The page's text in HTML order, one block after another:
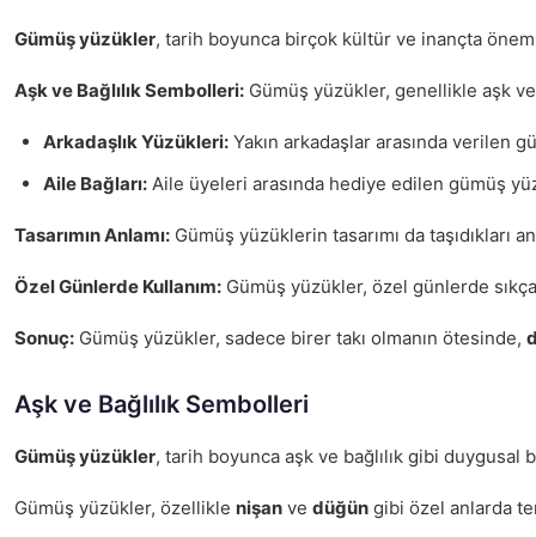
Gümüş yüzükler, tarih boyunca birçok kültür ve inançta
Aşk ve Bağlılık Sembolleri: Gümüş yüzükler, genellikle aşk
Arkadaşlık Yüzükleri: Yakın arkadaşlar arasında verilen
Aile Bağları: Aile üyeleri arasında hediye edilen gümüş
Tasarımın Anlamı: Gümüş yüzüklerin tasarımı da taşıdıkları
Özel Günlerde Kullanım: Gümüş yüzükler, özel günlerde
Sonuç: Gümüş yüzükler, sadece birer takı olmanın ötesinde,
Aşk ve Bağlılık Sembolleri
Gümüş yüzükler, tarih boyunca aşk ve bağlılık gibi duygusal
Gümüş yüzükler, özellikle nişan ve düğün gibi özel anlarda